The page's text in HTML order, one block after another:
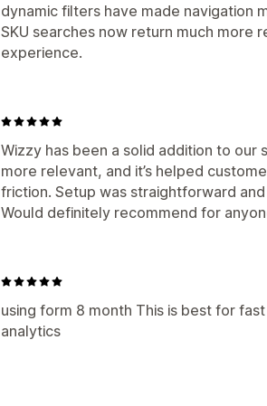
dynamic filters have made navigation
SKU searches now return much more
experience.
Wizzy has been a solid addition to our
more relevant, and it’s helped
friction. Setup was straightforward
Would definitely recommend for
using form 8 month This is best for
analytics